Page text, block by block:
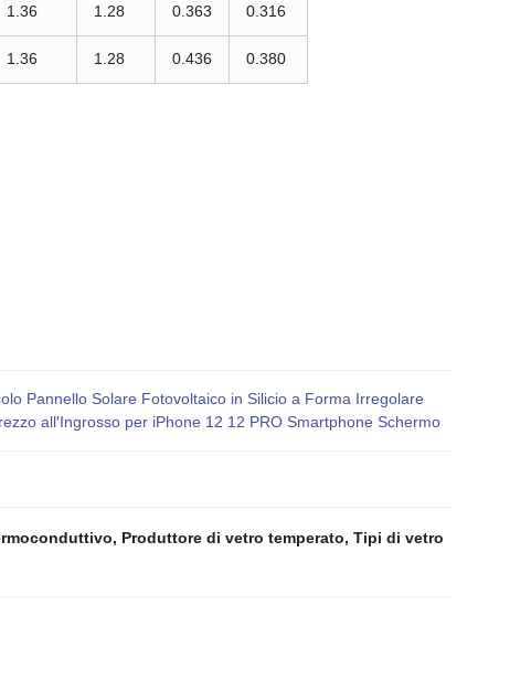
1.36 1.28 0.363 0.316
1.36 1.28 0.436 0.380
Pannello Solare Fotovoltaico in Silicio a Forma Irregolare
all′Ingrosso per iPhone 12 12 PRO Smartphone Schermo
, Produttore di vetro temperato, Tipi di vetro